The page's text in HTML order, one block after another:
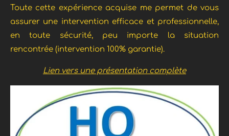
Toute cette expérience acquise me permet de vous
assurer une intervention efficace et professionnelle,
en toute sécurité, peu importe la situation
rencontrée (intervention 100% garantie).
Lien vers une présentation complète